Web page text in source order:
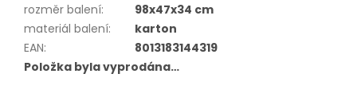
rozměr balení:
98x47x34 cm
materiál balení:
karton
EAN:
8013183144319
Položka byla vyprodána…